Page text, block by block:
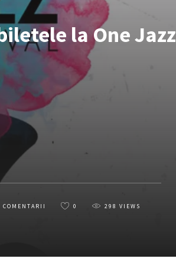
la One Jazz
COMENTARII 0 298 VIEWS